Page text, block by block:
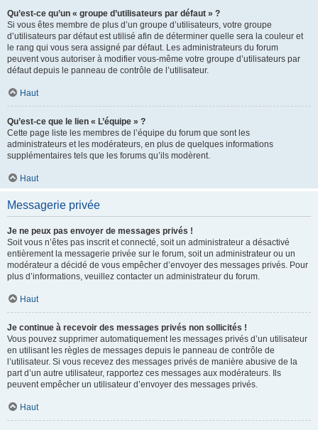
Qu’est-ce qu’un « groupe d’utilisateurs par défaut » ?
Si vous êtes membre de plus d’un groupe d’utilisateurs, votre groupe
d’utilisateurs par défaut est utilisé afin de déterminer quelle sera la couleur et
le rang qui vous sera assigné par défaut. Les administrateurs du forum
peuvent vous autoriser à modifier vous-même votre groupe d’utilisateurs par
défaut depuis le panneau de contrôle de l’utilisateur.
Haut
Qu’est-ce que le lien « L’équipe » ?
Cette page liste les membres de l’équipe du forum que sont les
administrateurs et les modérateurs, en plus de quelques informations
supplémentaires tels que les forums qu’ils modèrent.
Haut
Messagerie privée
Je ne peux pas envoyer de messages privés !
Soit vous n’êtes pas inscrit et connecté, soit un administrateur a désactivé
entièrement la messagerie privée sur le forum, soit un administrateur ou un
modérateur a décidé de vous empêcher d’envoyer des messages privés. Pour
plus d’informations, veuillez contacter un administrateur du forum.
Haut
Je continue à recevoir des messages privés non sollicités !
Vous pouvez supprimer automatiquement les messages privés d’un utilisateur
en utilisant les règles de messages depuis le panneau de contrôle de
l’utilisateur. Si vous recevez des messages privés de manière abusive de la
part d’un autre utilisateur, rapportez ces messages aux modérateurs. Ils
peuvent empêcher un utilisateur d’envoyer des messages privés.
Haut